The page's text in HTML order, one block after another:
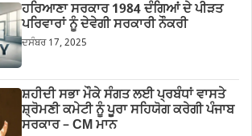
ਹਰਿਆਣਾ ਸਰਕਾਰ 1984 ਦੰਗਿਆਂ ਦੇ ਪੀੜਤ
ਪਰਿਵਾਰਾਂ ਨੂੰ ਦੇਵੇਗੀ ਸਰਕਾਰੀ ਨੌਕਰੀ
ਦਸੰਬਰ 17, 2025
ਸ਼ਹੀਦੀ ਸਭਾ ਮੌਕੇ ਸੰਗਤ ਲਈ ਪ੍ਰਬੰਧਾਂ ਵਾਸਤੇ
ਸ਼੍ਰੋਮਣੀ ਕਮੇਟੀ ਨੂੰ ਪੂਰਾ ਸਹਿਯੋਗ ਕਰੇਗੀ ਪੰਜਾਬ
ਸਰਕਾਰ – CM ਮਾਨ